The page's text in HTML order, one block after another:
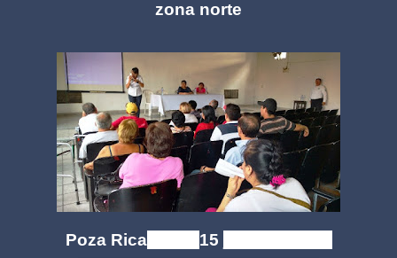
zona norte
Poza Rica, Ver. | 15